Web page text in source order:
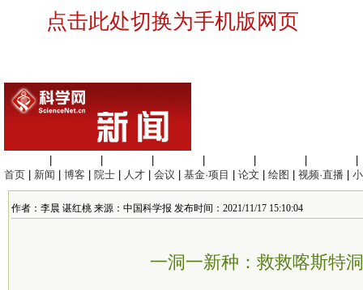
点击此处切换为手机版网页
首页
新闻 博客 院士 人才 会议 基金·项目 论文 绘图 视频·直播
作者：李晨 谌红桃 来源：中国科学报 发布时间：2021/11/17 15:10:04
一洞一新种：救救喀斯特